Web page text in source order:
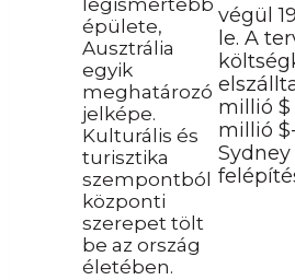
legismertebb
épülete,
Ausztrália
egyik
meghatározó
jelképe.
Kulturális és
turisztika
szempontból
központi
szerepet tölt
be az ország
életében.
végül
le. A
millió $
millió
Sydney